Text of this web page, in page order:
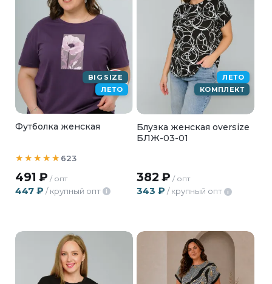
BIG SIZE
ЛЕТО
Футболка женская
623
491 ₽ / опт
447 ₽ / крупный опт i
ЛЕТО
КОМПЛЕКТ
Блузка женская oversize
БЛЖ-03-01
382 ₽ / опт
343 ₽ / крупный опт i